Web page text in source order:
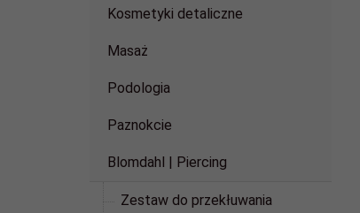
Kosmetyki detaliczne
Masaż
Podologia
Paznokcie
Blomdahl | Piercing
Zestaw do przekłuwania